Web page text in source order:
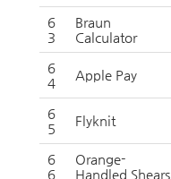
6
3
Braun
Calculator
6
4
Apple Pay
6
5
Flyknit
6
6
Orange-
Handled Shears